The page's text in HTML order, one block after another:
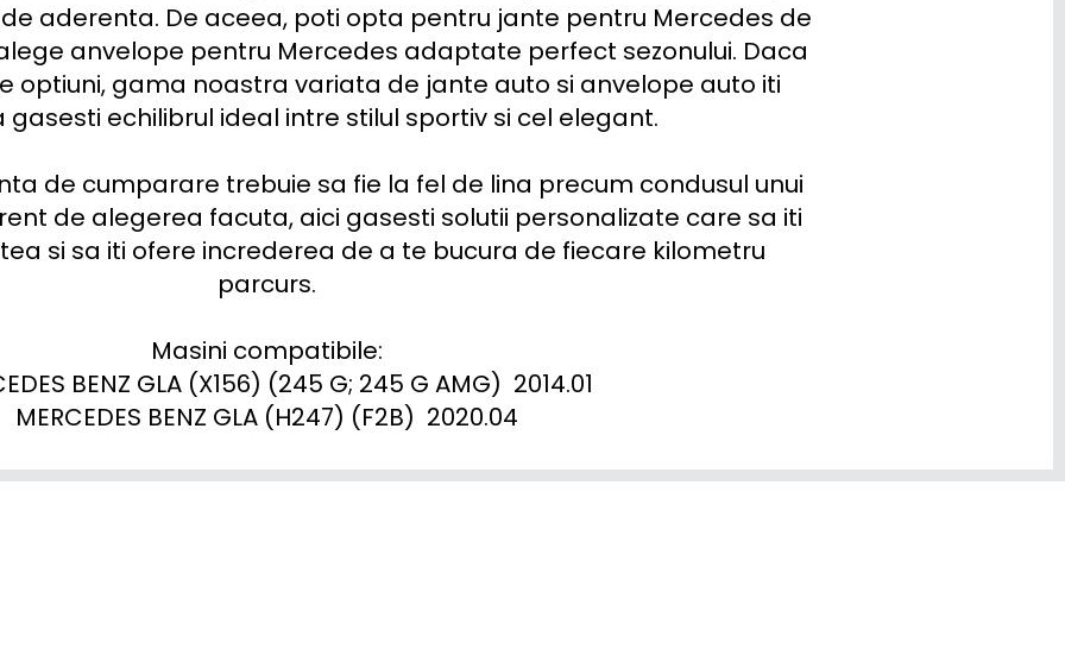
aderenta. De aceea, poti opta pentru jante pentru Mercedes de
anvelope pentru Mercedes adaptate perfect sezonului. Daca
optiuni, gama noastra variata de jante auto si anvelope auto iti
echilibrul ideal intre stilul sportiv si cel elegant.
de cumparare trebuie sa fie la fel de lina precum condusul unui
de alegerea facuta, aici gasesti solutii personalizate care sa iti
si sa iti ofere increderea de a te bucura de fiecare kilometru
parcurs.
Masini compatibile:
BENZ GLA (X156) (245 G; 245 G AMG)  2014.01
MERCEDES BENZ GLA (H247) (F2B)  2020.04